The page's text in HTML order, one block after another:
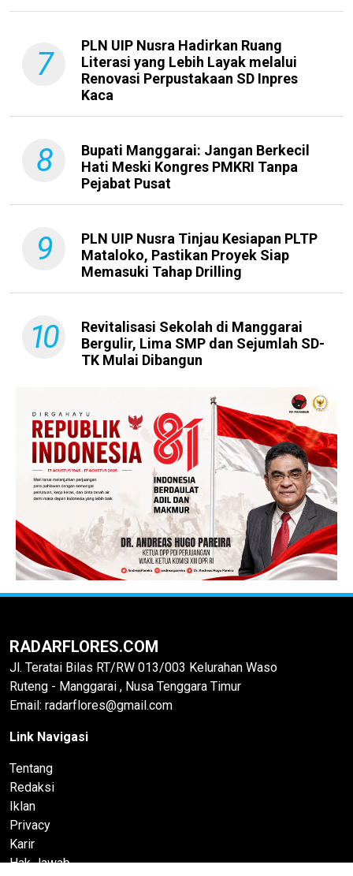
7
PLN UIP Nusra Hadirkan Ruang
Literasi yang Lebih Layak melalui
Renovasi Perpustakaan SD Inpres
Kaca
8
Bupati Manggarai: Jangan Berkecil
Hati Meski Kongres PMKRI Tanpa
Pejabat Pusat
9
PLN UIP Nusra Tinjau Kesiapan PLTP
Mataloko, Pastikan Proyek Siap
Memasuki Tahap Drilling
10
Revitalisasi Sekolah di Manggarai
Bergulir, Lima SMP dan Sejumlah SD-
TK Mulai Dibangun
RADARFLORES.COM
Jl. Teratai Bilas RT/RW 013/003 Kelurahan Waso
Ruteng - Manggarai , Nusa Tenggara Timur
Email: radarflores@gmail.com
Link Navigasi
Tentang
Redaksi
Iklan
Privacy
Karir
Hak Jawab